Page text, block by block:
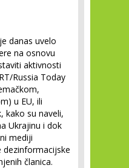
danas uvelo
na osnovu
aktivnosti
Russia Today
u EU, ili
kako su naveli,
Ukrajinu i dok
mediji
dezinformacijske
članica.